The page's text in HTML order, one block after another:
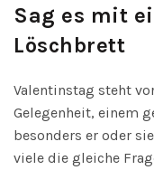
Sag es mit
Löschbrett
Valentinstag steht
Gelegenheit, einem
besonders er oder
viele die gleiche